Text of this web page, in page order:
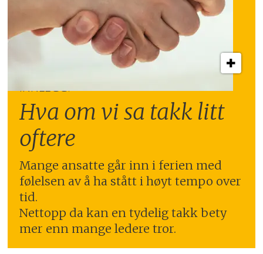
INNLEGG:
Hva om vi sa takk litt
oftere
Mange ansatte går inn i ferien med
følelsen av å ha stått i høyt tempo over
tid.
Nettopp da kan en tydelig takk bety
mer enn mange ledere tror.